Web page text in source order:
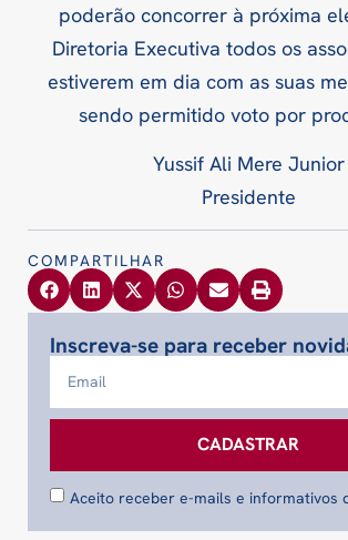
poderão concorrer à próxima
Diretoria Executiva todos os
estiverem em dia com as suas
sendo permitido voto por
Yussif Ali Mere Junior
Presidente
COMPARTILHAR
Inscreva-se para receber
Aceito receber e-mails e informativos
CADASTRAR